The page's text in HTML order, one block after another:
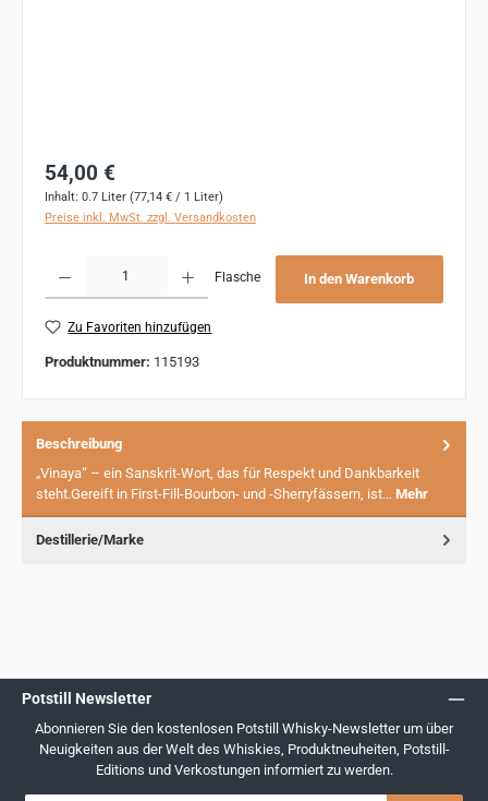
Regulärer Preis:
54,00 €
Inhalt: 0.7 Liter (77,14 € / 1 Liter)
Preise inkl. MwSt. zzgl. Versandkosten
Flasche In den Warenkorb
Zu Favoriten hinzufügen
Produktnummer: 115193
Beschreibung
„Vinaya“ – ein Sanskrit-Wort, das für Respekt und Dankbarkeit
steht.Gereift in First-Fill-Bourbon- und -Sherryfässern, ist… Mehr
Destillerie/Marke
Potstill Newsletter
Abonnieren Sie den kostenlosen Potstill Whisky-Newsletter um über
Neuigkeiten aus der Welt des Whiskies, Produktneuheiten, Potstill-
Editions und Verkostungen informiert zu werden.